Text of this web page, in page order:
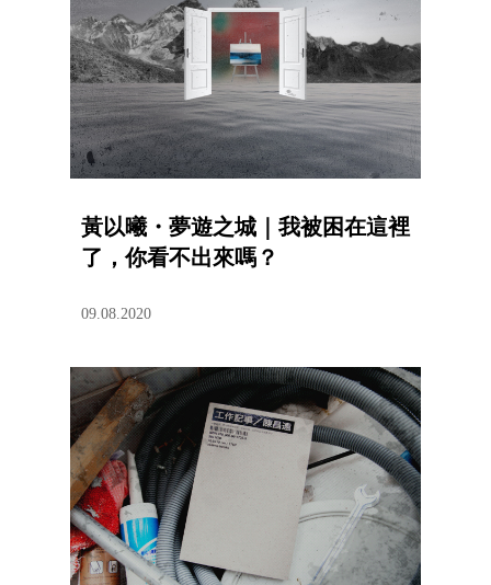
黃以曦・夢遊之城｜我被困在這裡
了，你看不出來嗎？
09.08.2020